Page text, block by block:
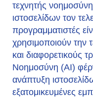
τεχνητής
ιστοσελίδων τον
προγραμματιστές
χρησιμοποιούν την
και διαφορετικούς
Νοημοσύνη (AI)
ανάπτυξη
εξατομικευμένες